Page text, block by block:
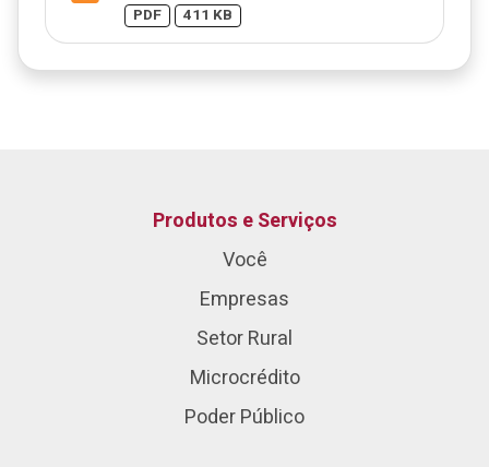
PDF 411 KB
Produtos e Serviços
Você
Empresas
Setor Rural
Microcrédito
Poder Público